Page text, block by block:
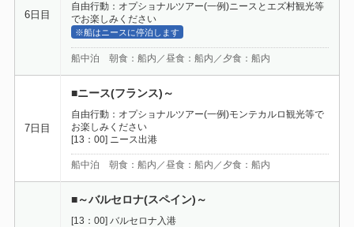
6日目
自由行動：オプショナルツアー(一例)ニースとエズ村観光等
でお楽しみください
※船はニースに停泊します
船中泊 朝食：船内／昼食：船内／夕食：船内
7日目
■ニース(フランス)～
自由行動：オプショナルツアー(一例)モンテカルロ観光等で
お楽しみください
[13：00] ニース出港
船中泊 朝食：船内／昼食：船内／夕食：船内
■～バルセロナ(スペイン)～
[13：00] バルセロナ入港